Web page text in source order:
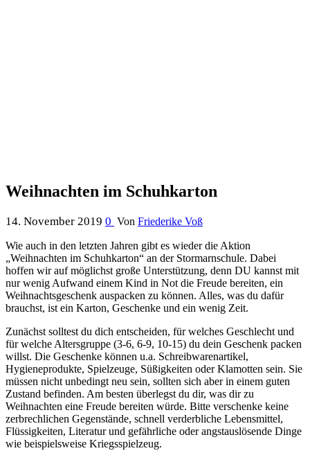
Weihnachten im Schuhkarton
14. November 2019 0 Von Friederike Voß
Wie auch in den letzten Jahren gibt es wieder die Aktion
„Weihnachten im Schuhkarton“ an der Stormarnschule. Dabei
hoffen wir auf möglichst große Unterstützung, denn DU kannst mit
nur wenig Aufwand einem Kind in Not die Freude bereiten, ein
Weihnachtsgeschenk auspacken zu können. Alles, was du dafür
brauchst, ist ein Karton, Geschenke und ein wenig Zeit.
Zunächst solltest du dich entscheiden, für welches Geschlecht und
für welche Altersgruppe (3-6, 6-9, 10-15) du dein Geschenk packen
willst. Die Geschenke können u.a. Schreibwarenartikel,
Hygieneprodukte, Spielzeuge, Süßigkeiten oder Klamotten sein. Sie
müssen nicht unbedingt neu sein, sollten sich aber in einem guten
Zustand befinden. Am besten überlegst du dir, was dir zu
Weihnachten eine Freude bereiten würde. Bitte verschenke keine
zerbrechlichen Gegenstände, schnell verderbliche Lebensmittel,
Flüssigkeiten, Literatur und gefährliche oder angstauslösende Dinge
wie beispielsweise Kriegsspielzeug.